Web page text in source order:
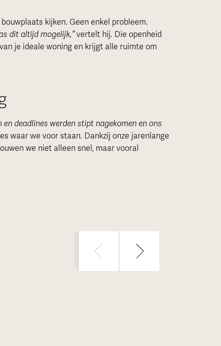
kijken. Geen enkel probleem.
dit altijd mogelijk,”vertelt hij. Die openheid
je ideale woning en krijgt alle ruimte om
en deadlines werden stipt nagekomen en ons
waar we voor staan. Dankzij onze jarenlange
we niet alleen snel, maar vooral